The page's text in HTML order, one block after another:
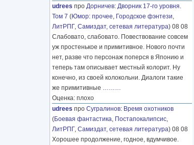
udrees про Дорничев: Дворник 17-го уровня.
Том 7 (Юмор: прочее, Городское фэнтези,
ЛитРПГ, Самиздат, сетевая литература) 08 08
Слабовато, слабовато. Повествование совсем
уж простенькое и примитивное. Нового почти
нет, разве что персонаж поперся в Японию и
теперь там описывает местный колорит. Ну
конечно, из своей колокольни. Диалоги такие
же примитивные ………
Оценка: плохо
udrees про Сугралинов: Время охотников
(Боевая фантастика, Постапокалипсис,
ЛитРПГ, Самиздат, сетевая литература) 08 08
Хорошее продолжение, годное, вдумчивое.